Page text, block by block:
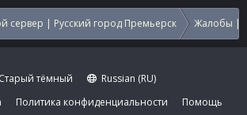
сервер | Русский город Премьерск Жалобы |
Старый тёмный
Russian (RU)
Политика конфиденциальности Помощь